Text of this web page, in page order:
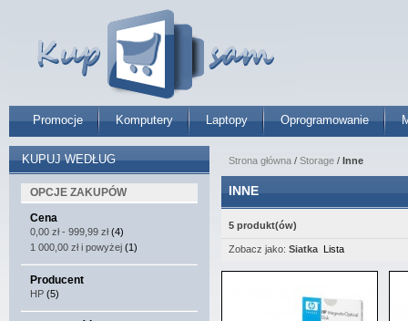
Promocje Komputery Laptopy Oprogramowanie
Strona główna / Storage / Inne
INNE
5 produkt(ów)
Zobacz jako: Siatka Lista
KUPUJ WEDŁUG
OPCJE ZAKUPÓW
Cena
0,00 zł- 999,99 zł(4)
1 000,00 złi powyżej (1)
Producent
HP (5)